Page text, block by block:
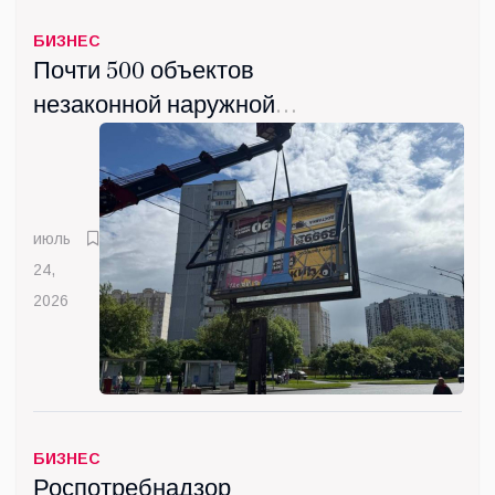
БИЗНЕС
Почти 500 объектов
незаконной наружной
рекламы демонтировали в
Люберцах с начала года
июль
24,
2026
БИЗНЕС
Роспотребнадзор